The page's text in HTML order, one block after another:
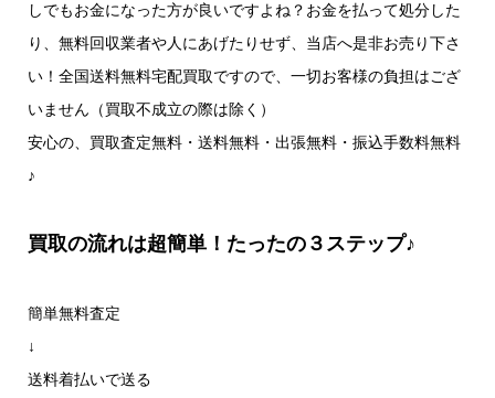
しでもお金になった方が良いですよね？お金を払って処分した
り、無料回収業者や人にあげたりせず、当店へ是非お売り下さ
い！全国送料無料宅配買取ですので、一切お客様の負担はござ
いません（買取不成立の際は除く）
安心の、買取査定無料・送料無料・出張無料・振込手数料無料
♪
買取の流れは超簡単！たったの３ステップ♪
簡単無料査定
↓
送料着払いで送る